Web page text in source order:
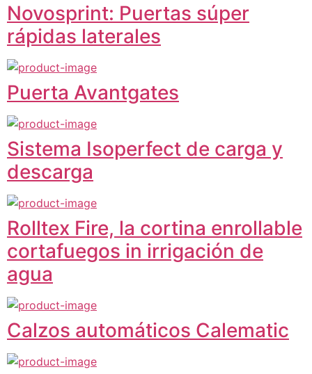
Novosprint: Puertas súper
rápidas laterales
Puerta Avantgates
Sistema Isoperfect de carga y
descarga
Rolltex Fire, la cortina enrollable
cortafuegos in irrigación de
agua
Calzos automáticos Calematic